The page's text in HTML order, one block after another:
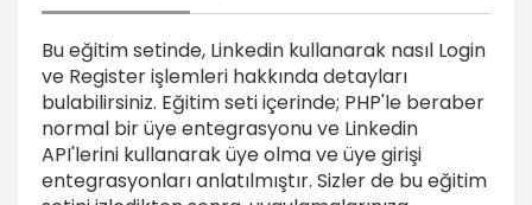
Eğitim seti sonu
1dk
Bu eğitim setinde, Linkedin kullanarak nasıl Login
ve Register işlemleri hakkında detayları
bulabilirsiniz. Eğitim seti içerinde; PHP'le beraber
normal bir üye entegrasyonu ve Linkedin
API'lerini kullanarak üye olma ve üye girişi
entegrasyonları anlatılmıştır. Sizler de bu eğitim